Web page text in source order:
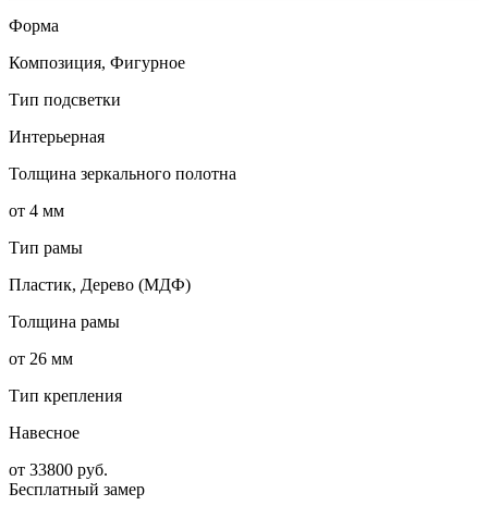
Форма
Композиция, Фигурное
Тип подсветки
Интерьерная
Толщина зеркального полотна
от 4 мм
Тип рамы
Пластик, Дерево (МДФ)
Толщина рамы
от 26 мм
Тип крепления
Навесное
от 33800 руб.
Бесплатный замер